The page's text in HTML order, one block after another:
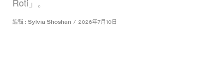
編輯 : Sylvia Shoshan / 2026年7月10日